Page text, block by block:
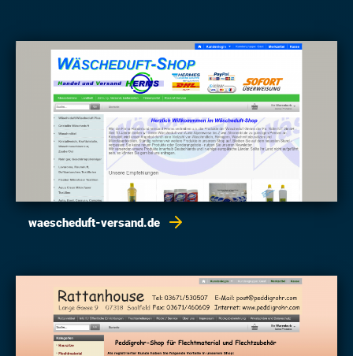
waescheduft-versand.de